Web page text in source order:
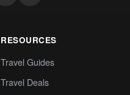
RESOURCES
Travel Guides
Travel Deals